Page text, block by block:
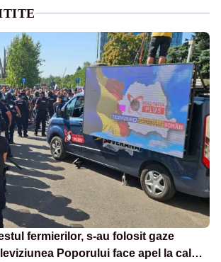
fermierilor, s-au folosit gaze
Poporului face apel la calm